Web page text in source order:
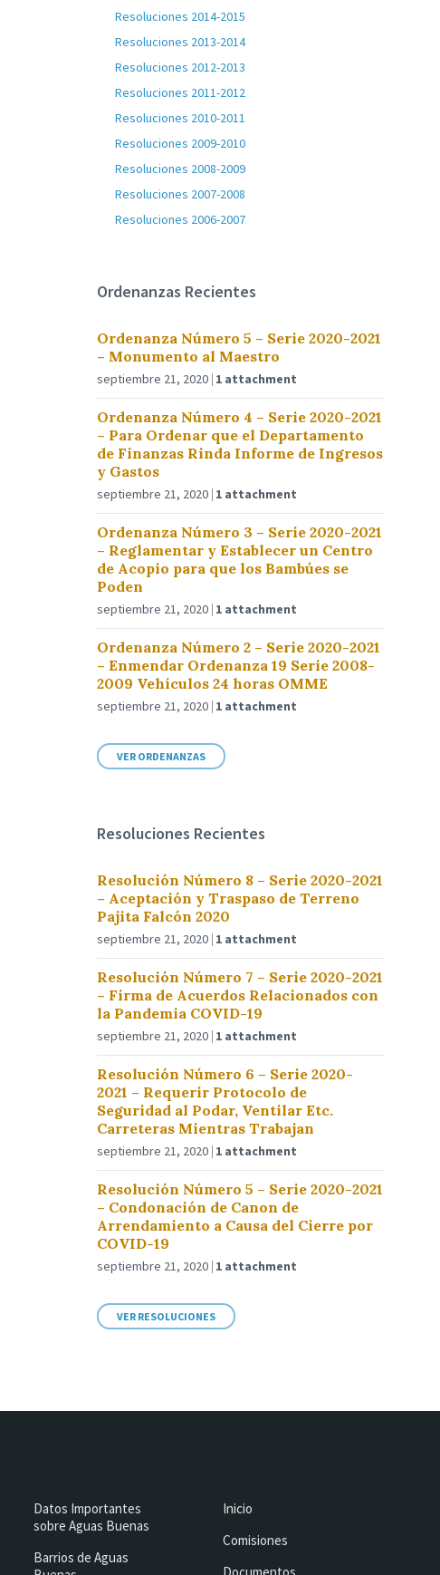
Resoluciones 2014-2015
Resoluciones 2013-2014
Resoluciones 2012-2013
Resoluciones 2011-2012
Resoluciones 2010-2011
Resoluciones 2009-2010
Resoluciones 2008-2009
Resoluciones 2007-2008
Resoluciones 2006-2007
Ordenanzas Recientes
Ordenanza Número 5 – Serie 2020-2021
– Monumento al Maestro
septiembre 21, 2020 1 attachment
Ordenanza Número 4 – Serie 2020-2021
– Para Ordenar que el Departamento
de Finanzas Rinda Informe de Ingresos
y Gastos
septiembre 21, 2020 1 attachment
Ordenanza Número 3 – Serie 2020-2021
– Reglamentar y Establecer un Centro
de Acopio para que los Bambúes se
Poden
septiembre 21, 2020 1 attachment
Ordenanza Número 2 – Serie 2020-2021
– Enmendar Ordenanza 19 Serie 2008-
2009 Vehículos 24 horas OMME
septiembre 21, 2020 1 attachment
VER ORDENANZAS
Resoluciones Recientes
Resolución Número 8 – Serie 2020-2021
– Aceptación y Traspaso de Terreno
Pajita Falcón 2020
septiembre 21, 2020 1 attachment
Resolución Número 7 – Serie 2020-2021
– Firma de Acuerdos Relacionados con
la Pandemia COVID-19
septiembre 21, 2020 1 attachment
Resolución Número 6 – Serie 2020-
2021 – Requerir Protocolo de
Seguridad al Podar, Ventilar Etc.
Carreteras Mientras Trabajan
septiembre 21, 2020 1 attachment
Resolución Número 5 – Serie 2020-2021
– Condonación de Canon de
Arrendamiento a Causa del Cierre por
COVID-19
septiembre 21, 2020 1 attachment
VER RESOLUCIONES
Datos Importantes
sobre Aguas Buenas
Barrios de Aguas
Inicio
Comisiones